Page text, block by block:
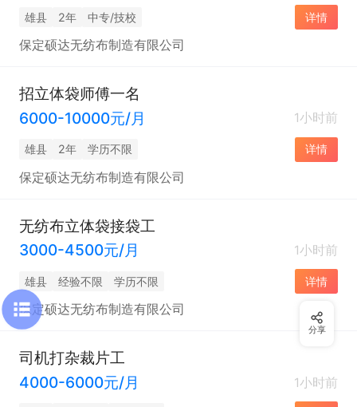
雄县 2年 中专/技校 详情
保定硕达无纺布制造有限公司
招立体袋师傅一名
6000-10000元/月
1小时前
雄县 2年 学历不限 详情
保定硕达无纺布制造有限公司
无纺布立体袋接袋工
3000-4500元/月
1小时前
雄县 经验不限 学历不限 详情
保定硕达无纺布制造有限公司
司机打杂裁片工
4000-6000元/月
1小时前
分享